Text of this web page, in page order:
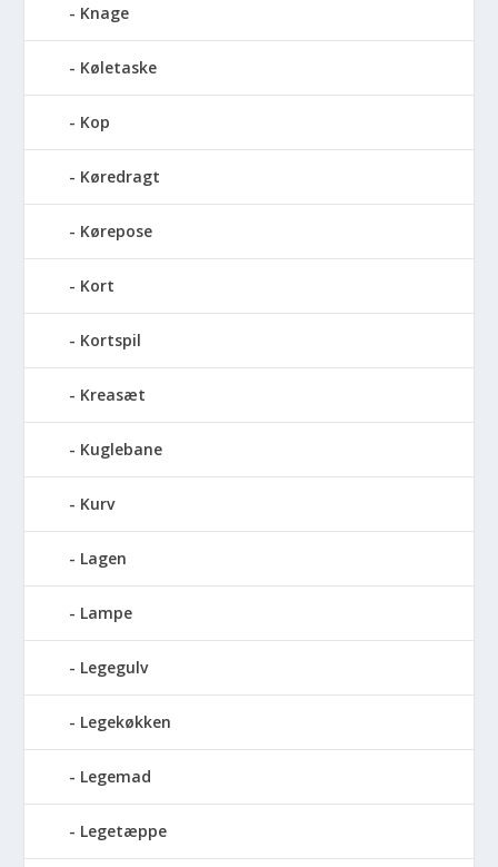
Knage
Køletaske
Kop
Køredragt
Kørepose
Kort
Kortspil
Kreasæt
Kuglebane
Kurv
Lagen
Lampe
Legegulv
Legekøkken
Legemad
Legetæppe